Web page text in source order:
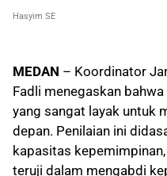
Hasyim SE
MEDAN – Koordinator
Fadli menegaskan
yang sangat layak untuk
depan. Penilaian ini
kapasitas
teruji dalam mengabdi